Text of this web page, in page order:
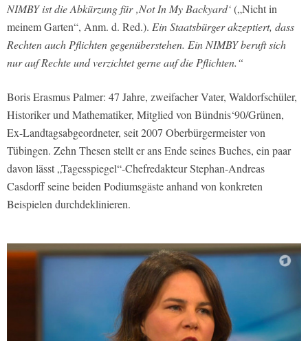
NIMBY ist die Abkürzung für ‚Not In My Backyard‘(„Nicht in
meinem Garten“, Anm. d. Red.). Ein Staatsbürger akzeptiert, dass
Rechten auch Pflichten gegenüberstehen. Ein NIMBY beruft sich
nur auf Rechte und verzichtet gerne auf die Pflichten.“
Boris Erasmus Palmer: 47 Jahre, zweifacher Vater, Waldorfschüler,
Historiker und Mathematiker, Mitglied von Bündnis‘90/Grünen,
Ex-Landtagsabgeordneter, seit 2007 Oberbürgermeister von
Tübingen. Zehn Thesen stellt er ans Ende seines Buches, ein paar
davon lässt „Tagesspiegel“-Chefredakteur Stephan-Andreas
Casdorff seine beiden Podiumsgäste anhand von konkreten
Beispielen durchdeklinieren.